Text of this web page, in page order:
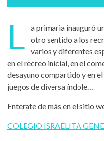
L
a primaria inauguró
otro sentido a los
varios y diferentes
en el recreo inicial, en el
desayuno compartido y en
juegos de diversa índole…
Enterate de más en el sitio
COLEGIO ISRAELITA